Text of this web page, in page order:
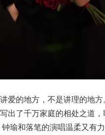
爱的地方，不是讲理的地方
出了千万家庭的相处之道，
瑜和落笔的演唱温柔又有